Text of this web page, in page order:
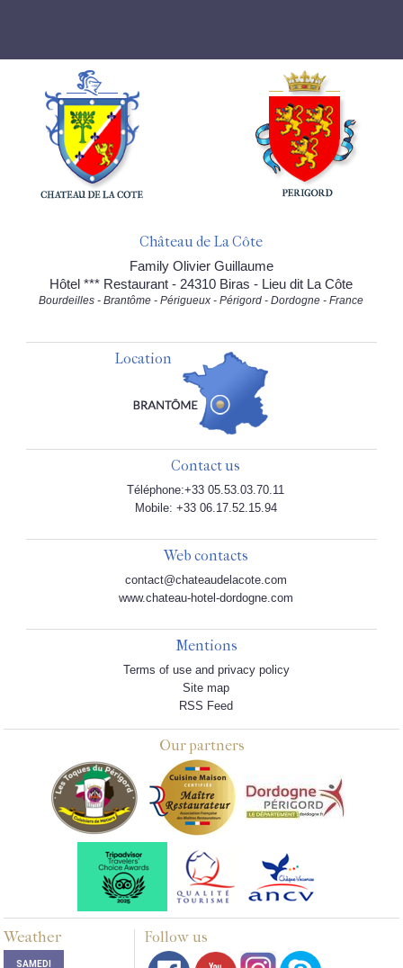
Château de La Côte
Family Olivier Guillaume
Hôtel *** Restaurant - 24310 Biras - Lieu dit La Côte
Bourdeilles - Brantôme - Périgueux - Périgord - Dordogne - France
Location
Contact us
Téléphone:+33 05.53.03.70.11
Mobile: +33 06.17.52.15.94
Web contacts
contact@chateaudelacote.com
www.chateau-hotel-dordogne.com
Mentions
Terms of use and privacy policy
Site map
RSS Feed
Our partners
Weather Follow us